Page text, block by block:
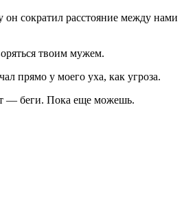
сократил расстояние между нами
твоим мужем.
прямо у моего уха, как угроза.
— беги. Пока еще можешь.